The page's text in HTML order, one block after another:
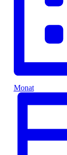
Monat